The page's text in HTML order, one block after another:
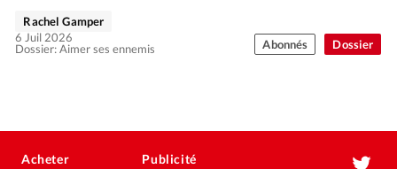
Dossier
Dossier: Aimer ses ennemis
Rachel Gamper
6 Juil 2026
Abonnés
Acheter Publicité